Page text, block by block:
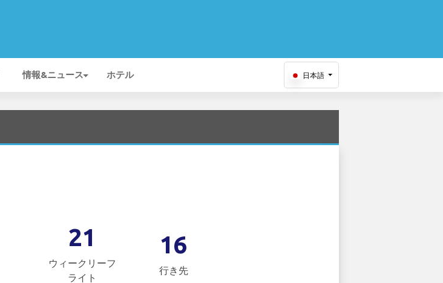
情報&ニュース ホテル 日本語
21
ウィークリーフ
ライト
16
行き先